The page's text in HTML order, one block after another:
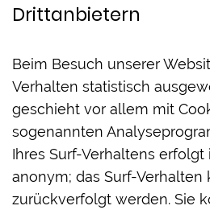
Drittanbietern
Beim Besuch unserer
Verhalten statistisch
geschieht vor allem mit
sogenannten
Ihres Surf-Verhaltens erfolgt
anonym; das Surf-Verhalten
zurückverfolgt werden. Sie